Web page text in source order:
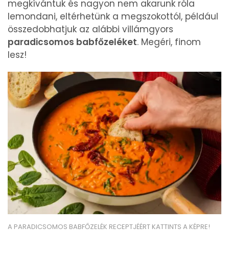
megkívántuk és nagyon nem akarunk róla
lemondani, eltérhetünk a megszokottól, például
összedobhatjuk az alábbi villámgyors
paradicsomos babfőzeléket. Megéri, finom
lesz!
A PARADICSOMOS BABFŐZELÉK RECEPTJÉÉRT KATTINTS A KÉPRE!